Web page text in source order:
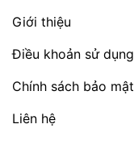
Giới thiệu
Điều khoản sử dụng
Chính sách bảo mật
Liên hệ